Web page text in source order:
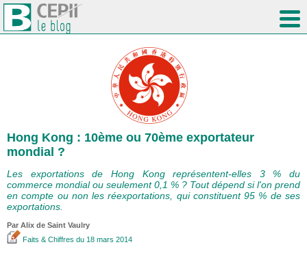
Hong Kong : 10ème ou 70ème exportateur
mondial ?
Les exportations de Hong Kong représentent-elles 3 % du
commerce mondial ou seulement 0,1 % ? Tout dépend si l'on prend
en compte ou non les réexportations, qui constituent 95 % de ses
exportations.
Par Alix de Saint Vaulry
Faits & Chiffres du 18 mars 2014